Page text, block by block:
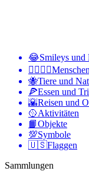
😂Smileys und
👩‍❤️‍💋‍👨
🐝Tiere und
🍕Essen und
🌇Reisen und
🥎Aktivitäten
📙Objekte
💯Symbole
🇺🇸Flaggen
Sammlungen